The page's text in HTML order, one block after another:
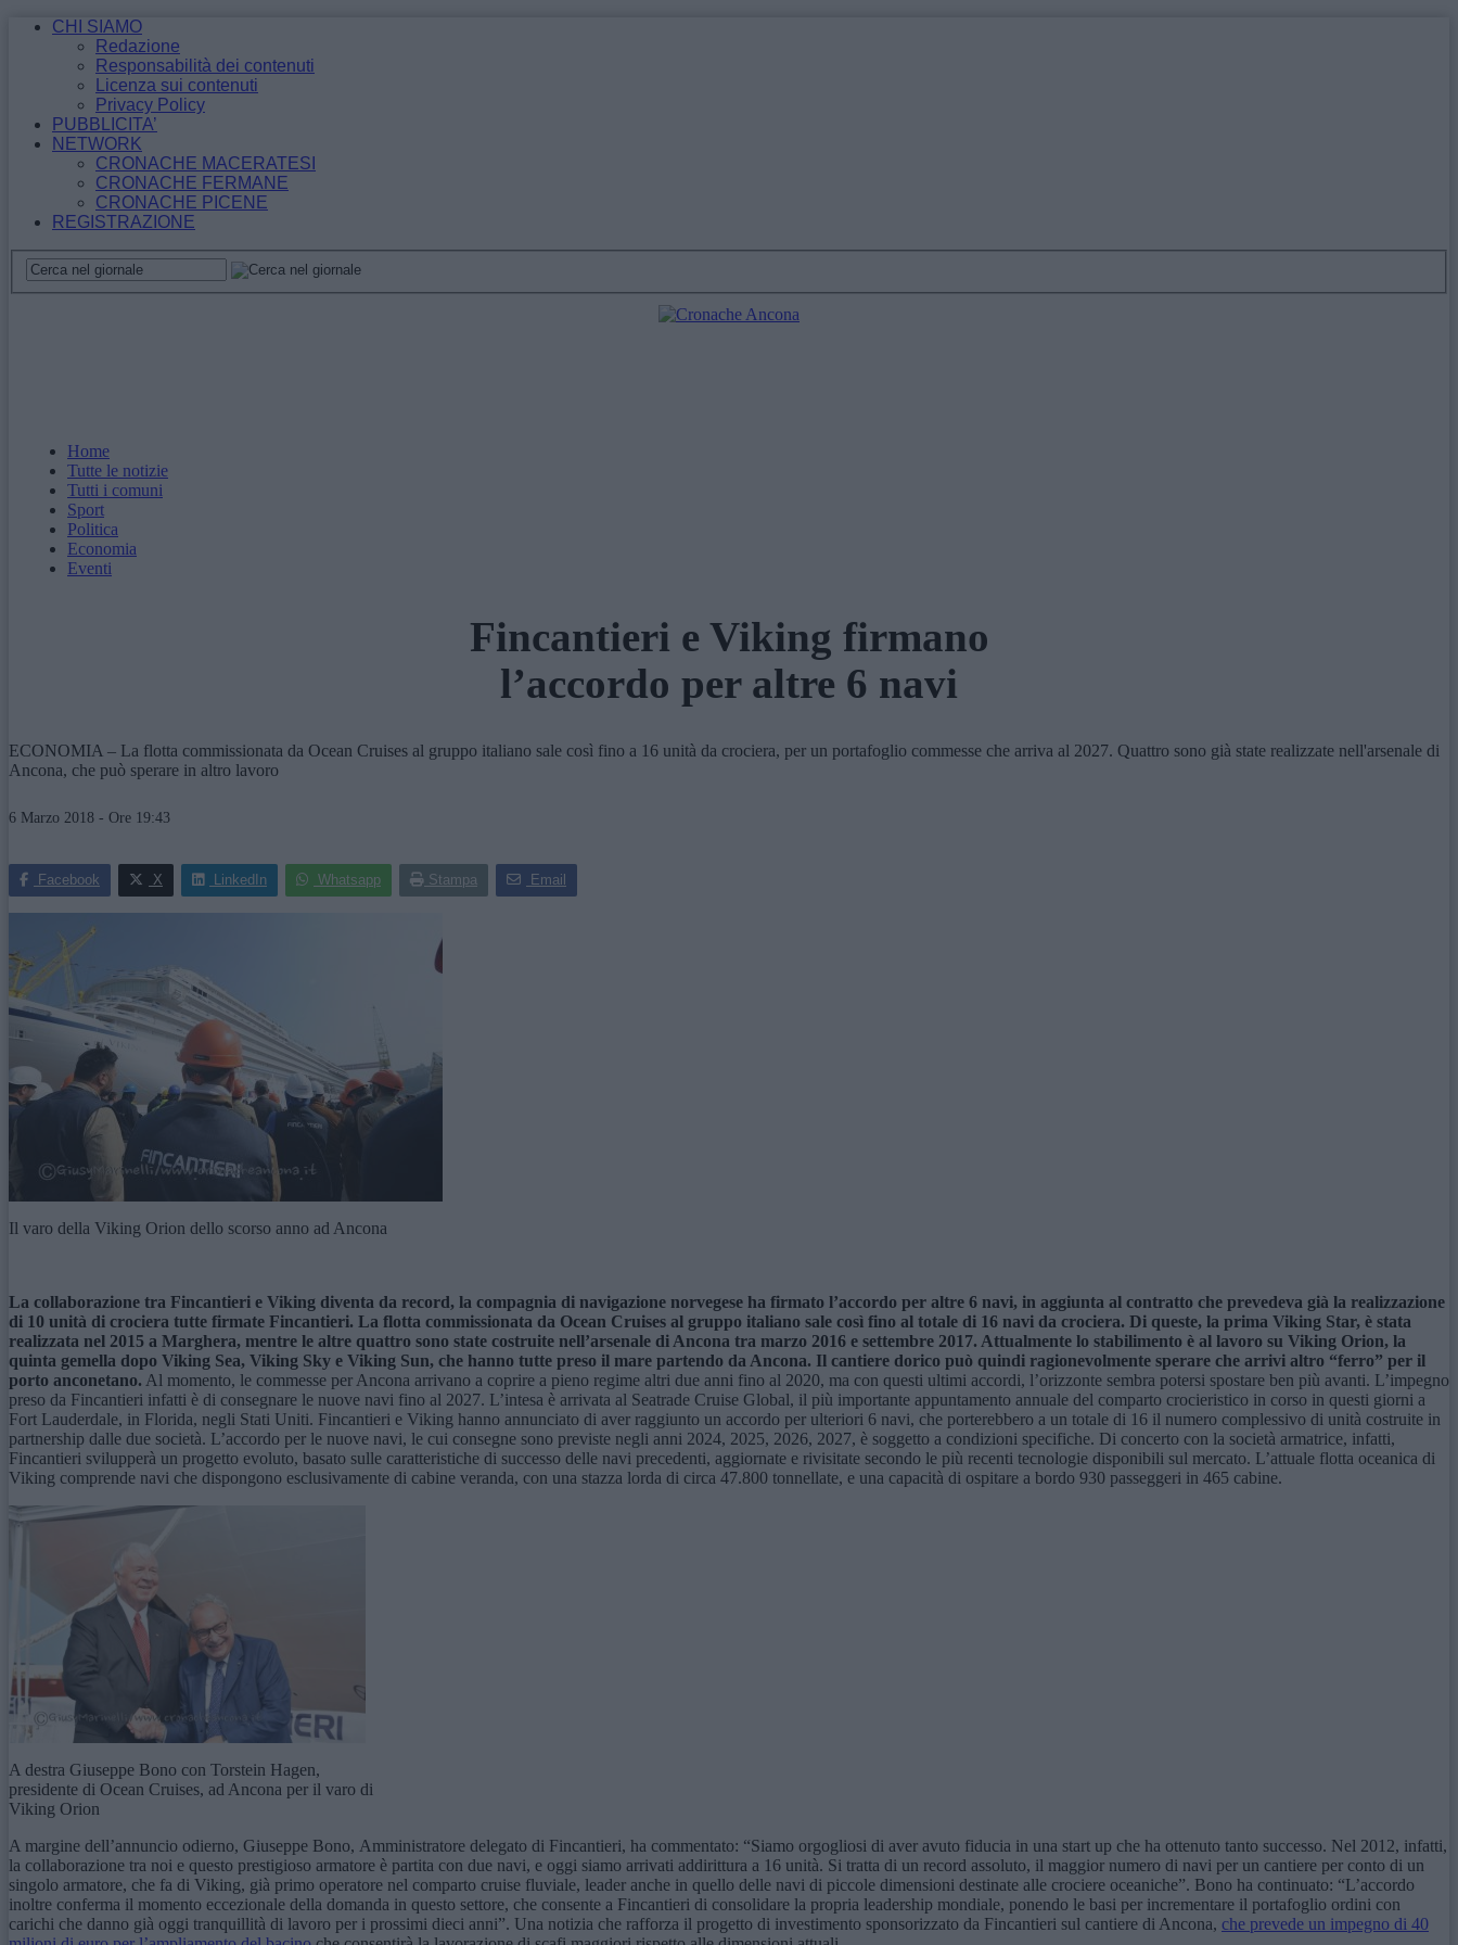
CHI SIAMO
Redazione
Responsabilità dei contenuti
Licenza sui contenuti
Privacy Policy
PUBBLICITA’
NETWORK
CRONACHE MACERATESI
CRONACHE FERMANE
CRONACHE PICENE
REGISTRAZIONE
Home
Tutte le notizie
Tutti i comuni
Sport
Politica
Economia
Eventi
Fincantieri e Viking firmano
l’accordo per altre 6 navi
ECONOMIA – La flotta commissionata da Ocean Cruises al gruppo italiano sale così fino a 16 unità da crociera, per un portafoglio commesse che arriva al 2027. Quattro sono già state realizzate nell'arsenale di
Ancona, che può sperare in altro lavoro
6 Marzo 2018 - Ore 19:43
Facebook X LinkedIn Whatsapp Stampa Email
Il varo della Viking Orion dello scorso anno ad Ancona
La collaborazione tra Fincantieri e Viking diventa da record, la compagnia di navigazione norvegese ha firmato l’accordo per altre 6 navi, in aggiunta al contratto che prevedeva già la realizzazione
di 10 unità di crociera tutte firmate Fincantieri. La flotta commissionata da Ocean Cruises al gruppo italiano sale così fino al totale di 16 navi da crociera. Di queste, la prima Viking Star, è stata
realizzata nel 2015 a Marghera, mentre le altre quattro sono state costruite nell’arsenale di Ancona tra marzo 2016 e settembre 2017. Attualmente lo stabilimento è al lavoro su Viking Orion, la
quinta gemella dopo Viking Sea, Viking Sky e Viking Sun, che hanno tutte preso il mare partendo da Ancona. Il cantiere dorico può quindi ragionevolmente sperare che arrivi altro “ferro” per il
porto anconetano. Al momento, le commesse per Ancona arrivano a coprire a pieno regime altri due anni fino al 2020, ma con questi ultimi accordi, l’orizzonte sembra potersi spostare ben più avanti. L’impegno
preso da Fincantieri infatti è di consegnare le nuove navi fino al 2027. L’intesa è arrivata al Seatrade Cruise Global, il più importante appuntamento annuale del comparto crocieristico in corso in questi giorni a
Fort Lauderdale, in Florida, negli Stati Uniti. Fincantieri e Viking hanno annunciato di aver raggiunto un accordo per ulteriori 6 navi, che porterebbero a un totale di 16 il numero complessivo di unità costruite in
partnership dalle due società. L’accordo per le nuove navi, le cui consegne sono previste negli anni 2024, 2025, 2026, 2027, è soggetto a condizioni specifiche. Di concerto con la società armatrice, infatti,
Fincantieri svilupperà un progetto evoluto, basato sulle caratteristiche di successo delle navi precedenti, aggiornate e rivisitate secondo le più recenti tecnologie disponibili sul mercato. L’attuale flotta oceanica di
Viking comprende navi che dispongono esclusivamente di cabine veranda, con una stazza lorda di circa 47.800 tonnellate, e una capacità di ospitare a bordo 930 passeggeri in 465 cabine.
A destra Giuseppe Bono con Torstein Hagen,
presidente di Ocean Cruises, ad Ancona per il varo di
Viking Orion
A margine dell’annuncio odierno, Giuseppe Bono, Amministratore delegato di Fincantieri, ha commentato: “Siamo orgogliosi di aver avuto fiducia in una start up che ha ottenuto tanto successo. Nel 2012, infatti,
la collaborazione tra noi e questo prestigioso armatore è partita con due navi, e oggi siamo arrivati addirittura a 16 unità. Si tratta di un record assoluto, il maggior numero di navi per un cantiere per conto di un
singolo armatore, che fa di Viking, già primo operatore nel comparto cruise fluviale, leader anche in quello delle navi di piccole dimensioni destinate alle crociere oceaniche”. Bono ha continuato: “L’accordo
inoltre conferma il momento eccezionale della domanda in questo settore, che consente a Fincantieri di consolidare la propria leadership mondiale, ponendo le basi per incrementare il portafoglio ordini con
carichi che danno già oggi tranquillità di lavoro per i prossimi dieci anni”. Una notizia che rafforza il progetto di investimento sponsorizzato da Fincantieri sul cantiere di Ancona, che prevede un impegno di 40